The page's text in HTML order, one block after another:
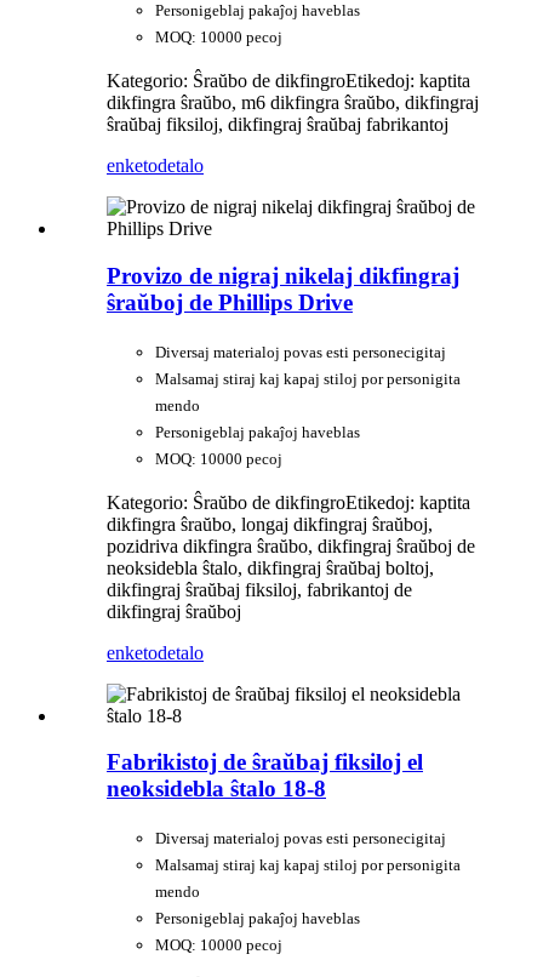
Personigeblaj pakaĵoj haveblas
MOQ: 10000 pecoj
Kategorio: Ŝraŭbo de dikfingroEtikedoj: kaptita
dikfingra ŝraŭbo, m6 dikfingra ŝraŭbo, dikfingraj
ŝraŭbaj fiksiloj, dikfingraj ŝraŭbaj fabrikantoj
enketodetalo
Provizo de nigraj nikelaj dikfingraj
ŝraŭboj de Phillips Drive
Diversaj materialoj povas esti personecigitaj
Malsamaj stiraj kaj kapaj stiloj por personigita
mendo
Personigeblaj pakaĵoj haveblas
MOQ: 10000 pecoj
Kategorio: Ŝraŭbo de dikfingroEtikedoj: kaptita
dikfingra ŝraŭbo, longaj dikfingraj ŝraŭboj,
pozidriva dikfingra ŝraŭbo, dikfingraj ŝraŭboj de
neoksidebla ŝtalo, dikfingraj ŝraŭbaj boltoj,
dikfingraj ŝraŭbaj fiksiloj, fabrikantoj de
dikfingraj ŝraŭboj
enketodetalo
Fabrikistoj de ŝraŭbaj fiksiloj el
neoksidebla ŝtalo 18-8
Diversaj materialoj povas esti personecigitaj
Malsamaj stiraj kaj kapaj stiloj por personigita
mendo
Personigeblaj pakaĵoj haveblas
MOQ: 10000 pecoj